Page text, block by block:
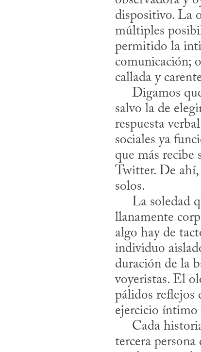
dispositivo. La
múltiples
permitido la
comunicación;
callada y
salvo la de
respuesta
sociales ya
que más recibe
Twitter. De ahí,
solos.
llanamente
algo hay de
individuo
duración de la
voyeristas. El
pálidos reflejos
ejercicio íntimo
tercera